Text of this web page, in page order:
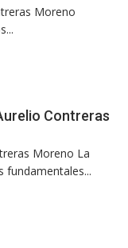
Moreno
Contreras
Moreno La
fundamentales...